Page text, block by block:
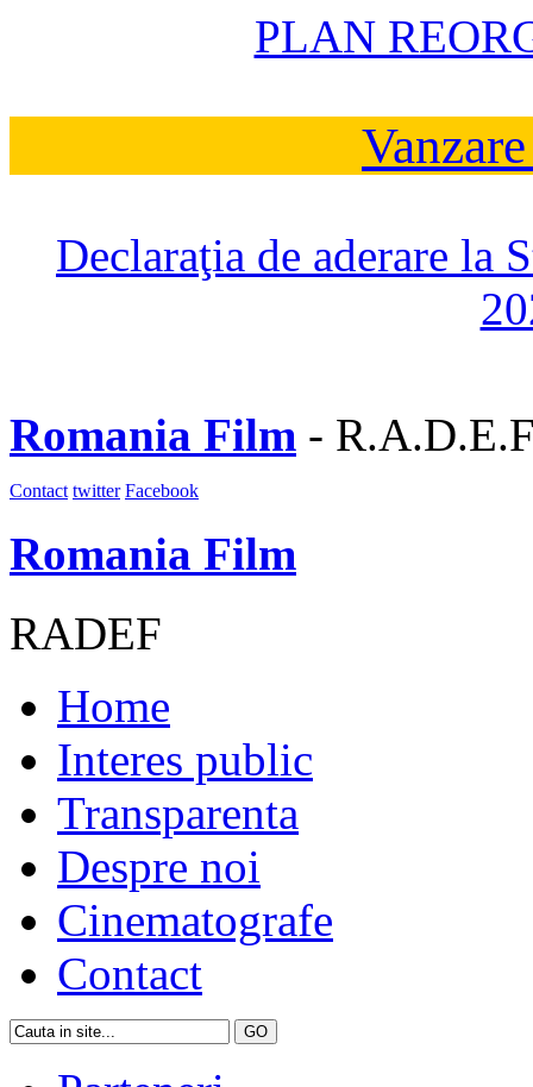
PLAN
Declaraţia de aderare la
Romania Film -
Contact twitter Facebook
Romania Film
RADEF
Home
Interes public
Transparenta
Despre noi
Cinematografe
Contact